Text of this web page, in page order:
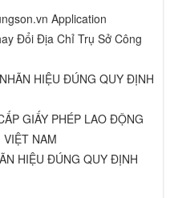
Application
Đổi Địa Chỉ Trụ Sở Công
HIỆU ĐÚNG QUY ĐỊNH
GIẤY PHÉP LAO ĐỘNG
NAM
HIỆU ĐÚNG QUY ĐỊNH